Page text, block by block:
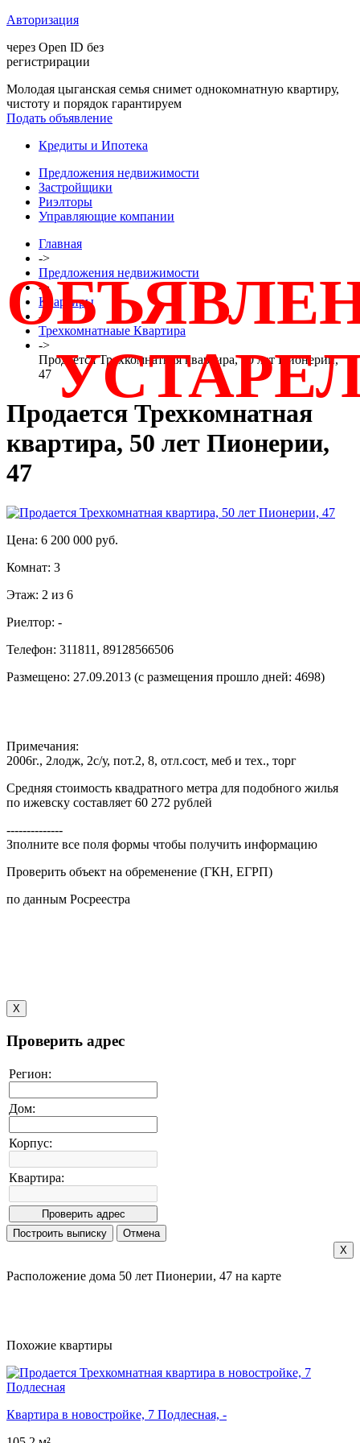
Авторизация
через Open ID без
регистрирации
Молодая цыганская семья снимет однокомнатную квартиру,
чистоту и порядок гарантируем
Подать объявление
Кредиты и Ипотека
Предложения недвижимости
Застройщики
Риэлторы
Управляющие компании
Главная
->
Предложения недвижимости
->
Квартиры
->
Трехкомнатнаые Квартира
->
Продается Трехкомнатная квартира, 50 лет Пионерии,
47
Продается Трехкомнатная
квартира, 50 лет Пионерии,
47
Цена: 6 200 000 руб.
Комнат: 3
Этаж: 2 из 6
Риелтор: -
Телефон: 311811, 89128566506
Размещено: 27.09.2013 (с размещения прошло дней: 4698)
Примечания:
2006г., 2лодж, 2с/у, пот.2, 8, отл.сост, меб и тех., торг
Средняя стоимость квадратного метра для подобного жилья
по ижевску составляет 60 272 рублей
--------------
Зполните все поля формы чтобы получить информацию
Проверить объект на обременение (ГКН, ЕГРП)
по данным Росреестра
X
Проверить адрес
Регион:
Дом:
Корпус:
Квартира:
X
Расположение дома 50 лет Пионерии, 47 на карте
Похожие квартиры
Квартира в новостройке, 7 Подлесная, -